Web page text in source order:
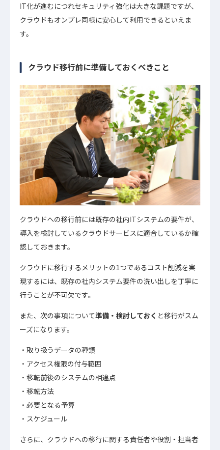
IT化が進むにつれセキュリティ強化は大きな課題ですが、
クラウドもオンプレ同様に安心して利用できるといえま
す。
クラウド移行前に準備しておくべきこと
クラウドへの移行前には既存の社内ITシステムの要件が、
導入を検討しているクラウドサービスに適合しているか確
認しておきます。
クラウドに移行するメリットの1つであるコスト削減を実
現するには、既存の社内システム要件の洗い出しを丁寧に
行うことが不可欠です。
また、次の事項について準備・検討しておく と移行がスム
ーズになります。
取り扱うデータの種類
アクセス権限の付与範囲
移転前後のシステムの相違点
移転方法
必要となる予算
スケジュール
さらに、クラウドへの移行に関する責任者や役割・担当者